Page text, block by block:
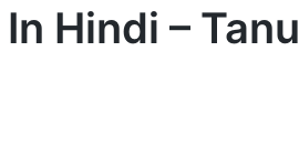
Hindi – Tanu